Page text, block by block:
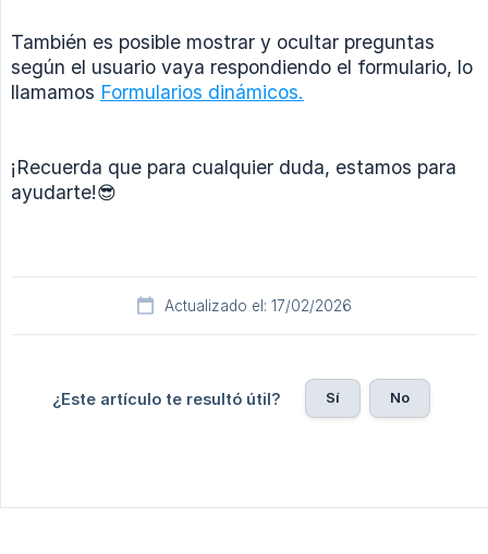
También es posible mostrar y ocultar preguntas
según el usuario vaya respondiendo el formulario, lo
llamamos Formularios dinámicos.
¡Recuerda que para cualquier duda, estamos para
ayudarte!😎
Actualizado el: 17/02/2026
¿Este artículo te resultó útil? Sí No